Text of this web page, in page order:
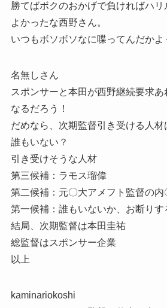
勝てばボクのおかげで負ければハリ
よかったな西野さん。
いつもボソボソなに喋ってんだかよ
名無しさん
スポンサーと本田が西野継続要求あ
なるだろう！
だめなら、次期監督引き受ける人材
誰もいない？
引き受けそうな人材
第三候補：ラモス瑠偉
第二候補：元〇大アメフト監督の内
第一候補：誰もいないか、お断りす
結局、次期監督は本田圭祐
総監督はスポンサー企業
以上
kaminariokoshi